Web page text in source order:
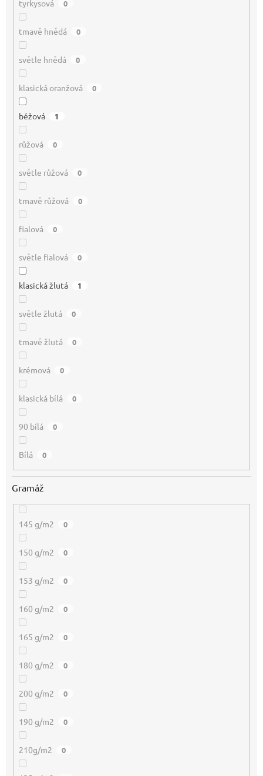
tyrkysová 0
tmavě hnědá 0
světle hnědá 0
klasická oranžová 0
béžová 1
růžová 0
světle růžová 0
tmavě růžová 0
fialová 0
světle fialová 0
klasická žlutá 1
světle žlutá 0
tmavě žlutá 0
krémová 0
klasická bílá 0
90 bílá 0
Bílá 0
Gramáž
145 g/m2 0
150 g/m2 0
153 g/m2 0
160 g/m2 0
165 g/m2 0
180 g/m2 0
200 g/m2 0
190 g/m2 0
210g/m2 0